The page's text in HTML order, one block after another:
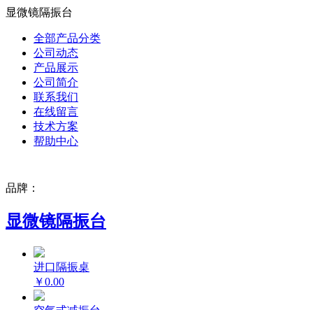
显微镜隔振台
全部产品分类
公司动态
产品展示
公司简介
联系我们
在线留言
技术方案
帮助中心
品牌：
显微镜隔振台
进口隔振桌
￥0.00